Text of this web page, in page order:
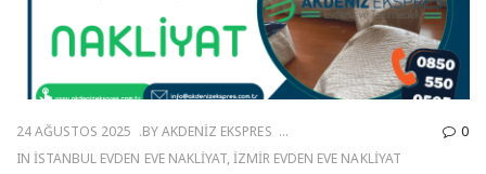
24 AĞUSTOS 2025 BYAKDENIZ EKSPRES
INİSTANBUL EVDEN EVE NAKLIYAT, İZMIR EVDEN EVE NAKLIYAT
0